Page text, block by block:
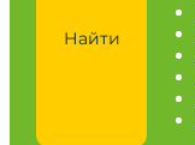
Город / регион
Найти